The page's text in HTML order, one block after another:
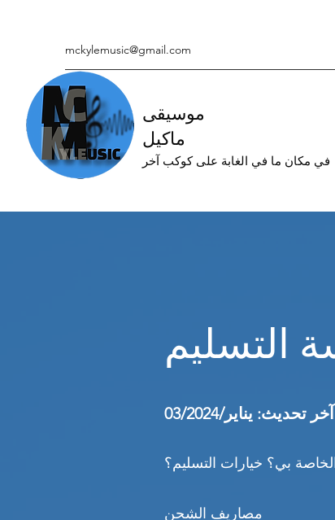
mckylemusic@gmail.com
موسيقى
ماكيل
في مكان ما في الغابة على كوكب آخر
التسليم
آخر تحديث: يناير/03/2024
بي؟ خيارات التسليم؟
مصاريف الشحن